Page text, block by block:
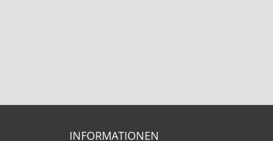
INFORMATIONEN